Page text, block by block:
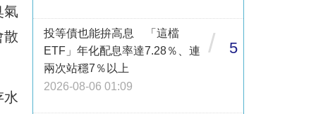
氣
散
水
投等債也能拚高息 「這檔
ETF」年化配息率達7.28％、連
兩次站穩7％以上
2026-08-06 01:09
/ 5